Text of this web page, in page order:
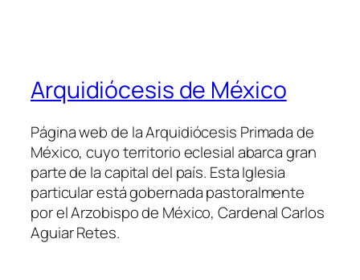
Arquidiócesis de México
Página web de la Arquidiócesis Primada de
México, cuyo territorio eclesial abarca gran
parte de la capital del país. Esta Iglesia
particular está gobernada pastoralmente
por el Arzobispo de México, Cardenal Carlos
Aguiar Retes.